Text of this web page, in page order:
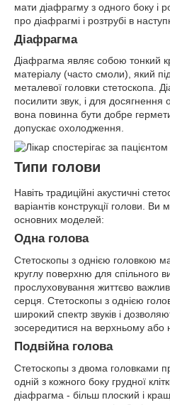
мати діафрагму з одного боку і
про діафрагмі і розтрубі в
Діафрагма
Діафрагма являє собою тонкий
матеріалу (часто смоли), який
металевої головки стетоскопа.
посилити звук, і для досягнення
вона повинна бути добре
допускає охолодження.
Типи голови
Навіть традиційні акустичні
варіантів конструкції голови.
основних моделей:
Одна голова
Стетоскопы з однією головкою
круглу поверхню для спільного
прослуховування життєво
серця. Стетоскопы з однією
широкий спектр звуків і
зосередитися на верхньому або
Подвійна голова
Стетоскопы з двома головками
одній з кожного боку грудної
діафрагма - більш плоский і